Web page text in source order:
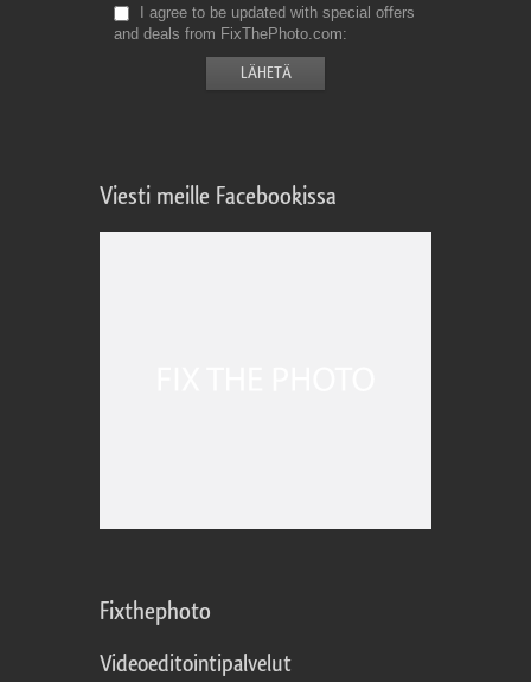
I agree to be updated with special offers
and deals from FixThePhoto.com
Viesti meille Facebookissa
Fixthephoto
Videoeditointipalvelut